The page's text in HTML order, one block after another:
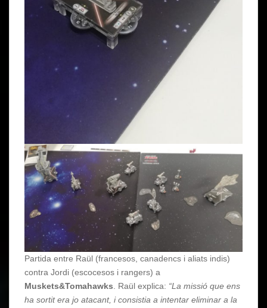
Partida entre Raül (francesos, canadencs i aliats indis)
contra Jordi (escocesos i rangers) a
Muskets&Tomahawks. Raül explica: “La missió que ens
ha sortit era jo atacant, i consistia a intentar eliminar a la